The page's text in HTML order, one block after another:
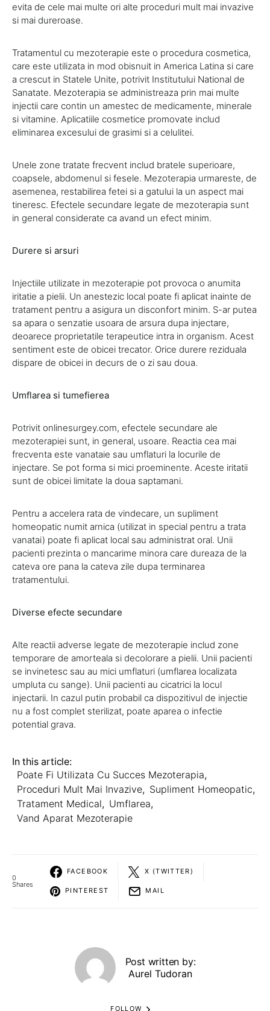
evita de cele mai multe ori alte proceduri mult mai invazive
si mai dureroase.
Tratamentul cu mezoterapie este o procedura cosmetica,
care este utilizata in mod obisnuit in America Latina si care
a crescut in Statele Unite, potrivit Institutului National de
Sanatate. Mezoterapia se administreaza prin mai multe
injectii care contin un amestec de medicamente, minerale
si vitamine. Aplicatiile cosmetice promovate includ
eliminarea excesului de grasimi si a celulitei.
Unele zone tratate frecvent includ bratele superioare,
coapsele, abdomenul si fesele. Mezoterapia urmareste, de
asemenea, restabilirea fetei si a gatului la un aspect mai
tineresc. Efectele secundare legate de mezoterapia sunt
in general considerate ca avand un efect minim.
Durere si arsuri
Injectiile utilizate in mezoterapie pot provoca o anumita
iritatie a pielii. Un anestezic local poate fi aplicat inainte de
tratament pentru a asigura un disconfort minim. S-ar putea
sa apara o senzatie usoara de arsura dupa injectare,
deoarece proprietatile terapeutice intra in organism. Acest
sentiment este de obicei trecator. Orice durere reziduala
dispare de obicei in decurs de o zi sau doua.
Umflarea si tumefierea
Potrivit onlinesurgey.com, efectele secundare ale
mezoterapiei sunt, in general, usoare. Reactia cea mai
frecventa este vanataie sau umflaturi la locurile de
injectare. Se pot forma si mici proeminente. Aceste iritatii
sunt de obicei limitate la doua saptamani.
Pentru a accelera rata de vindecare, un supliment
homeopatic numit arnica (utilizat in special pentru a trata
vanatai) poate fi aplicat local sau administrat oral. Unii
pacienti prezinta o mancarime minora care dureaza de la
cateva ore pana la cateva zile dupa terminarea
tratamentului.
Diverse efecte secundare
Alte reactii adverse legate de mezoterapie includ zone
temporare de amorteala si decolorare a pielii. Unii pacienti
se invinetesc sau au mici umflaturi (umflarea localizata
umpluta cu sange). Unii pacienti au cicatrici la locul
injectarii. In cazul putin probabil ca dispozitivul de injectie
nu a fost complet sterilizat, poate aparea o infectie
potential grava.
In this article:
Poate Fi Utilizata Cu Succes Mezoterapia,
Proceduri Mult Mai Invazive, Supliment Homeopatic,
Tratament Medical, Umflarea,
Vand Aparat Mezoterapie
0
Shares
FACEBOOK X (TWITTER)
PINTEREST MAIL
Post written by:
Aurel Tudoran
FOLLOW